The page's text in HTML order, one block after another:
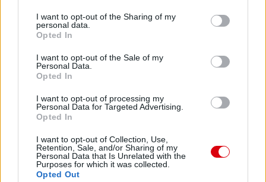
not limited to your visit or usage behaviour. You may click to
grant or deny consent to Google and its third-party tags to
use your data for below specified purposes in below Google
consent section.
I want to opt-out of the Sharing of my
personal data.
Opted In
I want to opt-out of the Sale of my
Personal Data.
Opted In
I want to opt-out of processing my
Personal Data for Targeted Advertising.
Opted In
I want to opt-out of Collection, Use,
Retention, Sale, and/or Sharing of my
Personal Data that Is Unrelated with the
Purposes for which it was collected.
Opted Out
Meccs Center
Leeds UnitedvsManchester
United
Felkészülési szezon 5. mérkőzés
Croke Park, Dublin
2026-08-12 20:30